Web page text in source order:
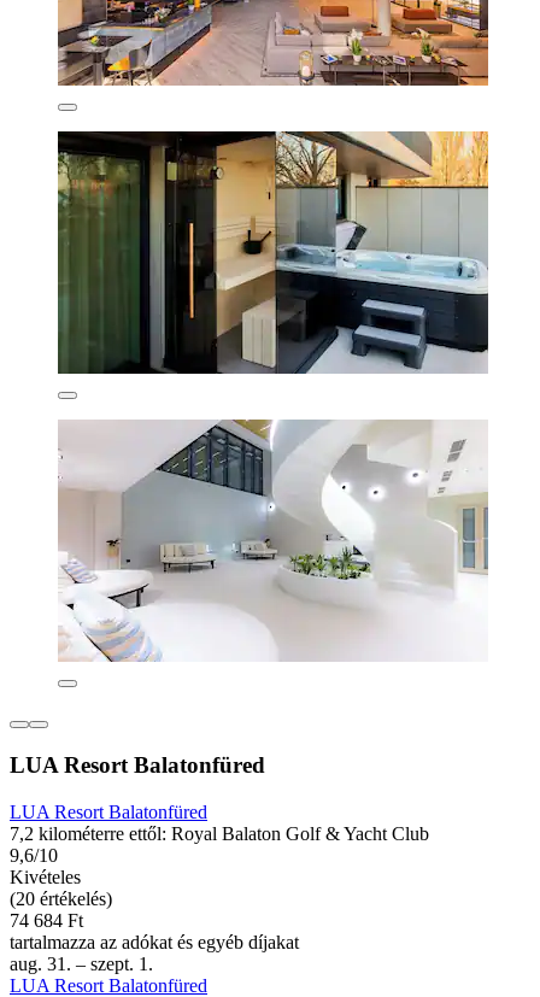
LUA Resort Balatonfüred
LUA Resort Balatonfüred
7,2 kilométerre ettől: Royal Balaton Golf & Yacht Club
9,6/10
Kivételes
(20 értékelés)
74 684 Ft
tartalmazza az adókat és egyéb díjakat
aug. 31. – szept. 1.
LUA Resort Balatonfüred